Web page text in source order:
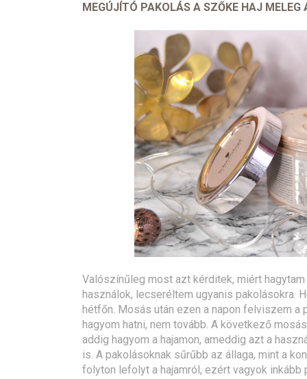
MEGÚJÍTÓ PAKOLÁS A SZŐKE HAJ MELEG
Valószínűleg most azt kérditek, miért
használok, lecseréltem ugyanis pakolásokra.
hétfőn. Mosás után ezen a napon felviszem
hagyom hatni, nem tovább. A következő
addig hagyom a hajamon, ameddig azt a
is. A pakolásoknak sűrűbb az állaga, mint a
folyton lefolyt a hajamról, ezért vagyok inkább